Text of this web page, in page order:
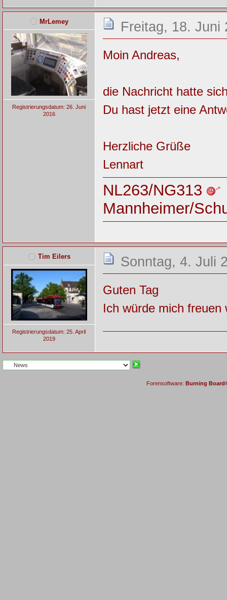
MrLemey
Registrierungsdatum: 26. Juni
2016
Freitag, 18. Juni
Moin Andreas,
die Nachricht hatte
Du hast jetzt eine
Herzliche Grüße
Lennart
NL263/NG313
Mannheimer/
Tim Eilers
Registrierungsdatum: 25. April
2019
Sonntag, 4. Juli
Guten Tag
Ich würde mich
Forensoftware: Burning